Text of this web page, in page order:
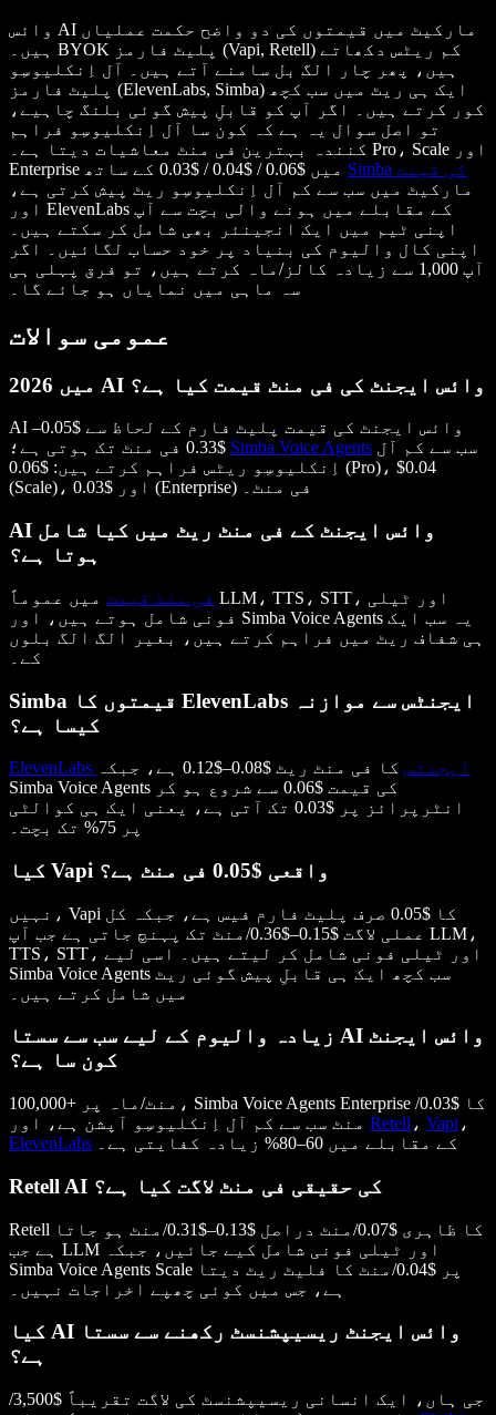
وائس AI مارکیٹ میں قیمتوں کی دو واضح حکمت عملیاں
ہیں۔ BYOK پلیٹ فارمز (Vapi, Retell) کم ریٹس دکھاتے
ہیں، پھر چار الگ بل سامنے آتے ہیں۔ آل اِنکلیوسِو
پلیٹ فارمز (ElevenLabs, Simba) ایک ہی ریٹ میں سب کچھ
کور کرتے ہیں۔ اگر آپ کو قابلِ پیش گوئی بلنگ چاہیے،
تو اصل سوال یہ ہے کہ کون سا آل اِنکلیوسِو فراہم
کنندہ بہترین فی منٹ معاشیات دیتا ہے۔ Pro، Scale اور
Simba کی قیمت
مارکیٹ میں سب سے کم آل اِنکلیوسِو ریٹ پیش کرتی ہے،
اور ElevenLabs کے مقابلے میں ہونے والی بچت سے آپ
اپنی ٹیم میں ایک انجینئر بھی شامل کر سکتے ہیں۔
اپنی کال والیوم کی بنیاد پر خود حساب لگائیں۔ اگر
آپ 1,000 سے زیادہ کالز/ماہ کرتے ہیں، تو فرق پہلی ہی
سہ ماہی میں نمایاں ہو جائے گا۔
عمومی سوالات
2026 میں AI وائس ایجنٹ کی فی منٹ قیمت کیا ہے؟
AI وائس ایجنٹ کی قیمت پلیٹ فارم کے لحاظ سے $0.05–
Simba Voice Agents
اِنکلیوسِو ریٹس فراہم کرتے ہیں: $0.06 (Pro)، $0.04
(Scale)، اور $0.03 (Enterprise) فی منٹ۔
AI وائس ایجنٹ کے فی منٹ ریٹ میں کیا شامل
ہوتا ہے؟
فی منٹ قیمت میں عموماً LLM، TTS، STT، اور ٹیلی
فونی شامل ہوتے ہیں، اور Simba Voice Agents یہ سب ایک
ہی شفاف ریٹ میں فراہم کرتے ہیں، بغیر الگ الگ بلوں
کے۔
Simba قیمتوں کا ElevenLabs ایجنٹس سے موازنہ
کیسا ہے؟
ElevenLabs ایجنٹس
کا فی منٹ ریٹ $0.08–$0.12 ہے، جبکہ
Simba Voice Agents کی قیمت $0.06 سے شروع ہو کر
انٹرپرائز پر $0.03 تک آتی ہے، یعنی ایک ہی کوالٹی
پر 75% تک بچت۔
کیا Vapi واقعی $0.05 فی منٹ ہے؟
نہیں، Vapi کا $0.05 صرف پلیٹ فارم فیس ہے، جبکہ کل
عملی لاگت $0.15–$0.36/منٹ تک پہنچ جاتی ہے جب آپ LLM،
TTS، STT، اور ٹیلی فونی شامل کر لیتے ہیں۔ اسی لیے
Simba Voice Agents سب کچھ ایک ہی قابلِ پیش گوئی ریٹ
میں شامل کرتے ہیں۔
زیادہ والیوم کے لیے سب سے سستا AI وائس ایجنٹ
کون سا ہے؟
100,000+ منٹ/ماہ پر، Simba Voice Agents Enterprise کا $0.03/
Retell ، Vapi ،
ElevenLabs
کے مقابلے میں 60–80% زیادہ کفایتی ہے۔
Retell AI کی حقیقی فی منٹ لاگت کیا ہے؟
Retell کا ظاہری $0.07/منٹ دراصل $0.13–$0.31/منٹ ہو جاتا
ہے جب LLM اور ٹیلی فونی شامل کیے جائیں، جبکہ
Simba Voice Agents Scale پر $0.04/منٹ کا فلیٹ ریٹ دیتا
ہے، جس میں کوئی چھپے اخراجات نہیں۔
کیا AI وائس ایجنٹ ریسیپشنسٹ رکھنے سے سستا
ہے؟
جی ہاں، ایک انسانی ریسیپشنسٹ کی لاگت تقریباً $3,500/